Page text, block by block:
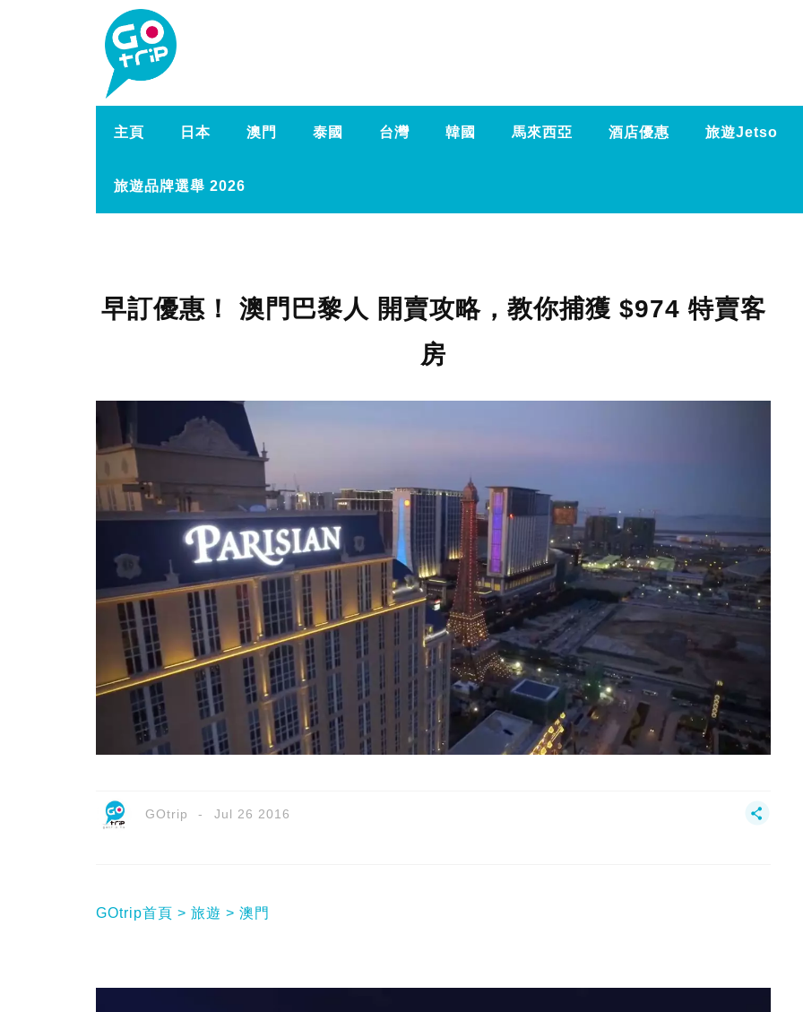
主頁 日本 澳門 泰國 台灣 韓國 馬來西亞 酒店優惠 旅遊Jetso
旅遊品牌選舉 2026
早訂優惠！ 澳門巴黎人 開賣攻略，教你捕獲 $974 特賣客
房
GOtrip Jul 26 2016
GOtrip首頁 旅遊 澳門